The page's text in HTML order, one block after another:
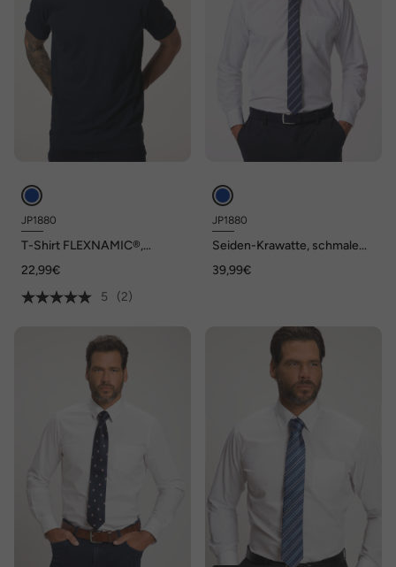
JP1880
T-Shirt FLEXNAMIC®,
22,99€
5
(2)
JP1880
Seiden-Krawatte, schmale
breit
39,99€